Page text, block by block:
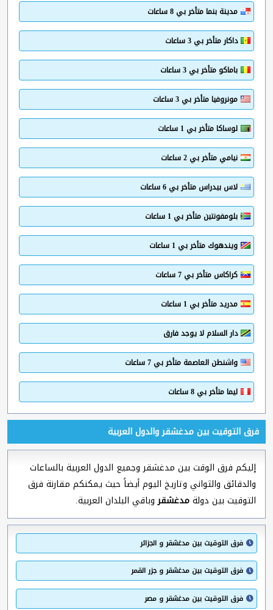
مدينة بنما متأخر بي 8 ساعات
داكار متأخر بي 3 ساعات
باماكو متأخر بي 3 ساعات
مونروفيا متأخر بي 3 ساعات
لوساكا متأخر بي 1 ساعات
نيامي متأخر بي 2 ساعات
لاس بيدراس متأخر بي 6 ساعات
بلومفونتين متأخر بي 1 ساعات
ويندهوك متأخر بي 1 ساعات
كراكاس متأخر بي 7 ساعات
مدريد متأخر بي 1 ساعات
دار السلام لا يوجد فارق
واشنطن العاصمة متأخر بي 7 ساعات
ليما متأخر بي 8 ساعات
فرق التوقيت بين مدغشقر والدول العربية
إليكم فرق الوقت بين مدغشقر وجميع الدول العربية بالساعات
والدقائق والثواني وتاريخ اليوم أيضاً حيث يمكنكم مقارنة فرق
التوقيت بين دولةمدغشقروباقي البلدان العربية.
فرق التوقيت بين مدغشقر و الجزائر
فرق التوقيت بين مدغشقر و جزر القمر
فرق التوقيت بين مدغشقر و مصر